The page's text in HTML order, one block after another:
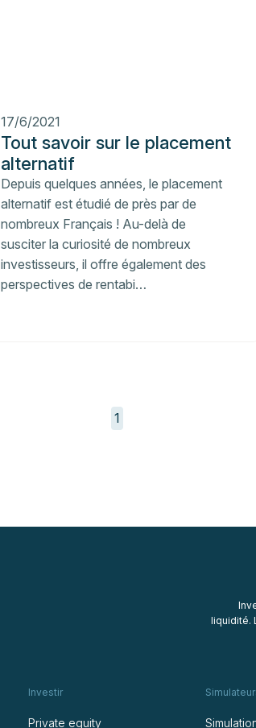
17/6/2021
Tout savoir sur le placement
alternatif
Depuis quelques années, le placement
alternatif est étudié de près par de
nombreux Français ! Au-delà de
susciter la curiosité de nombreux
investisseurs, il offre également des
perspectives de rentabi…
1
liquidité.
Investir
Private equity